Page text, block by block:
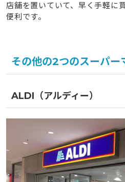
店舗を置いていて、早く手軽に
便利です。
その他の2つのスーパー
ALDI（アルディー）